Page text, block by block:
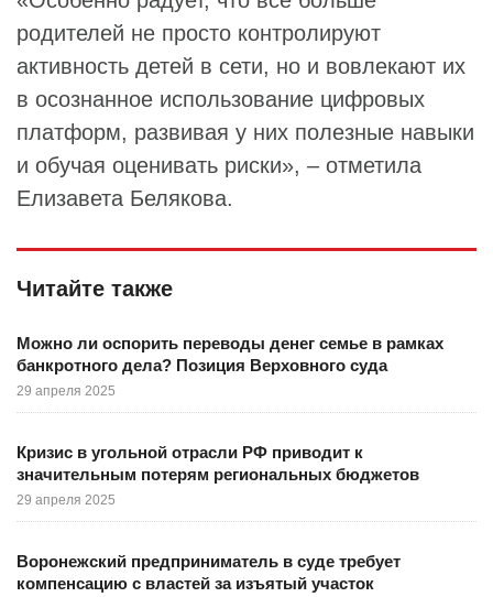
родителей не просто контролируют
активность детей в сети, но и вовлекают их
в осознанное использование цифровых
платформ, развивая у них полезные навыки
и обучая оценивать риски», – отметила
Елизавета Белякова.
Читайте также
Можно ли оспорить переводы денег семье в рамках
банкротного дела? Позиция Верховного суда
29 апреля 2025
Кризис в угольной отрасли РФ приводит к
значительным потерям региональных бюджетов
29 апреля 2025
Воронежский предприниматель в суде требует
компенсацию с властей за изъятый участок